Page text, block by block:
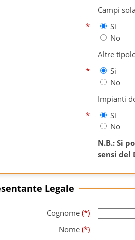
Campi
*
Si
No
Altre
*
Si
No
Impianti
*
Si
No
N.B.: Si
sensi del
Legale
Cognome(*)
Nome(*)